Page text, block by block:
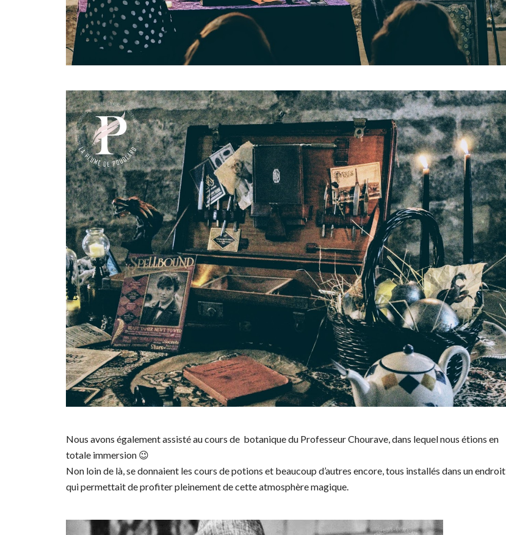
Nous avons également assisté au cours de botanique du Professeur Chourave, dans lequel nous étions en
totale immersion 😉
Non loin de là, se donnaient les cours de potions et beaucoup d’autres encore, tous installés dans un endroit
qui permettait de profiter pleinement de cette atmosphère magique.